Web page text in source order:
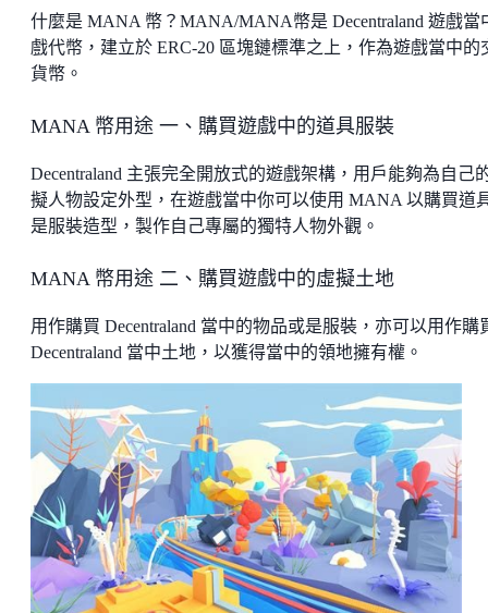
什麼是 MANA 幣？MANA/MANA幣是 Decentraland 遊戲當
戲代幣，建立於 ERC-20 區塊鏈標準之上，作為遊戲當中的
貨幣。
MANA 幣用途 一、購買遊戲中的道具服裝
Decentraland 主張完全開放式的遊戲架構，用戶能夠為自己
擬人物設定外型，在遊戲當中你可以使用 MANA 以購買道
是服裝造型，製作自己專屬的獨特人物外觀。
MANA 幣用途 二、購買遊戲中的虛擬土地
用作購買 Decentraland 當中的物品或是服裝，亦可以用作購
Decentraland 當中土地，以獲得當中的領地擁有權。